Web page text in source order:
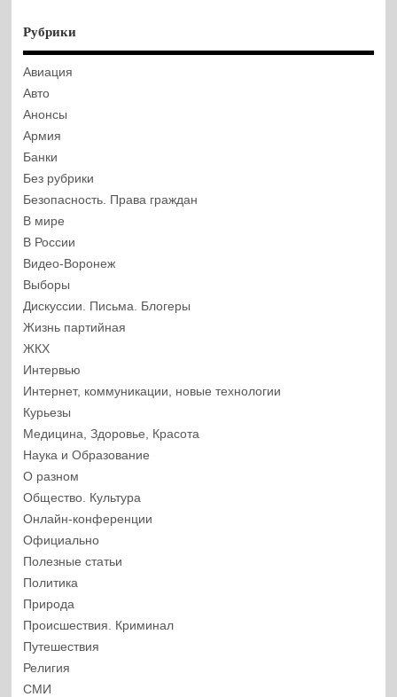
Рубрики
Авиация
Авто
Анонсы
Армия
Банки
Без рубрики
Безопасность. Права граждан
В мире
В России
Видео-Воронеж
Выборы
Дискуссии. Письма. Блогеры
Жизнь партийная
ЖКХ
Интервью
Интернет, коммуникации, новые технологии
Курьезы
Медицина, Здоровье, Красота
Наука и Образование
О разном
Общество. Культура
Онлайн-конференции
Официально
Полезные статьи
Политика
Природа
Происшествия. Криминал
Путешествия
Религия
СМИ